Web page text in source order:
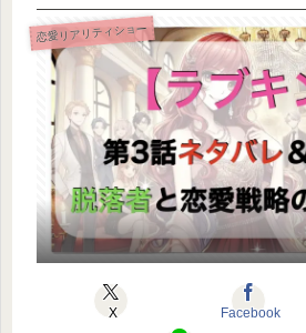
恋愛リアリティショー
X Facebook